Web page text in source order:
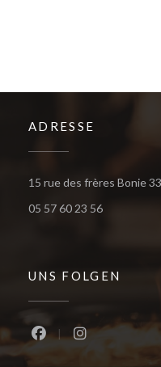
ADRESSE
15 rue des frères Bonie
05 57 60 23 56
UNS FOLGEN
Facebook ((öffnet
Instagram